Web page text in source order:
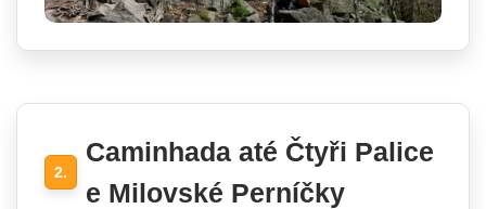
2.
Caminhada até Čtyři Palice
e Milovské Perníčky